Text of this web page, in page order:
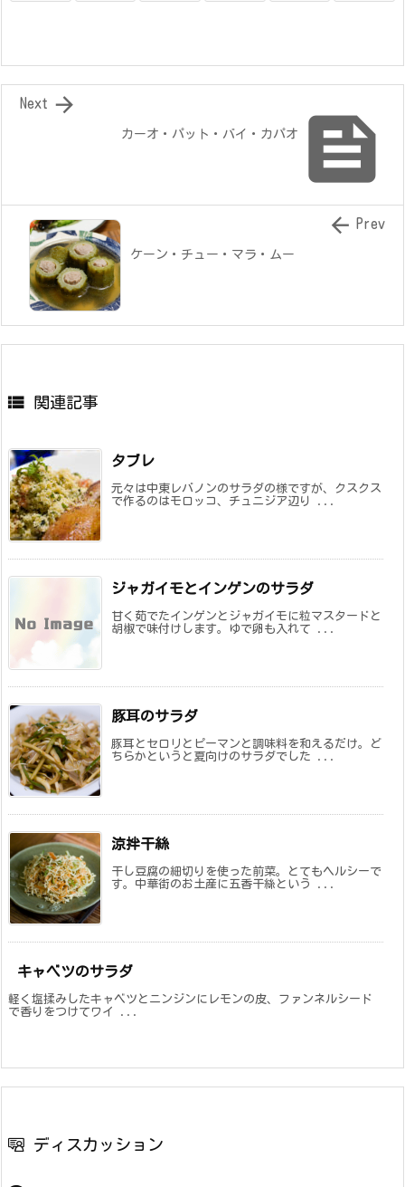

カーオ・パット・バイ・カパオ

Next
ケーン・チュー・マラ・ムー
 Prev
 関連記事
タブレ
元々は中東レバノンのサラダの様ですが、クスクス
で作るのはモロッコ、チュニジア辺り ...
ジャガイモとインゲンのサラダ
甘く茹でたインゲンとジャガイモに粒マスタードと
胡椒で味付けします。ゆで卵も入れて ...
豚耳のサラダ
豚耳とセロリとピーマンと調味料を和えるだけ。ど
ちらかというと夏向けのサラダでした ...
涼拌干絲
干し豆腐の細切りを使った前菜。とてもヘルシーで
す。中華街のお土産に五香干絲という ...
キャベツのサラダ
軽く塩揉みしたキャベツとニンジンにレモンの皮、ファンネルシード
で香りをつけてワイ ...
ディスカッション